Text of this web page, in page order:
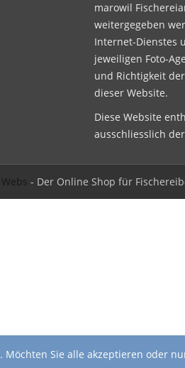
marowil
weitergegeben
Internet-Dienstes
jeweiligen Foto-
und Richtigkeit
dieser Website.
Diese Website
ausschliesslich
- Der Online Shop für
Möchten Sie alle akzeptieren oder